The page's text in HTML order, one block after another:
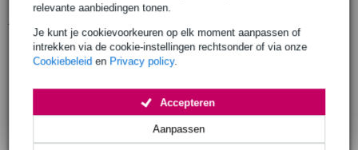
relevante aanbiedingen tonen.
Je kunt je cookievoorkeuren op elk moment aanpassen of
intrekken via de cookie-instellingen rechtsonder of via onze
Cookiebeleid en Privacy policy.
Aanpassen
Accepteren